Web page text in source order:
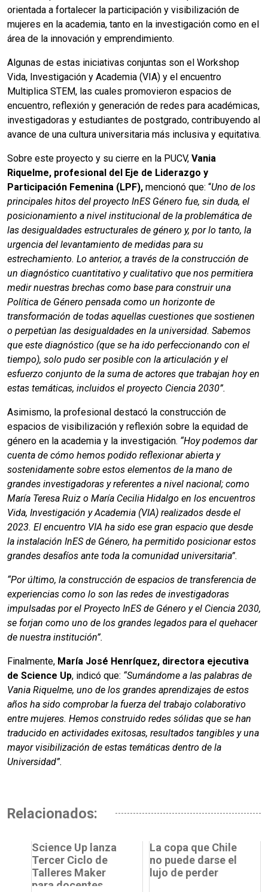
orientada a fortalecer la participación y visibilización de
mujeres en la academia, tanto en la investigación como en el
área de la innovación y emprendimiento.
Algunas de estas iniciativas conjuntas son el Workshop
Vida, Investigación y Academia (VIA) y el encuentro
Multiplica STEM, las cuales promovieron espacios de
encuentro, reflexión y generación de redes para académicas,
investigadoras y estudiantes de postgrado, contribuyendo al
avance de una cultura universitaria más inclusiva y equitativa.
Sobre este proyecto y su cierre en la PUCV, Vania
Riquelme, profesional del Eje de Liderazgo y
Participación Femenina (LPF), mencionó que: “Uno de los
principales hitos del proyecto InES Género fue, sin duda, el
posicionamiento a nivel institucional de la problemática de
las desigualdades estructurales de género y, por lo tanto, la
urgencia del levantamiento de medidas para su
estrechamiento. Lo anterior, a través de la construcción de
un diagnóstico cuantitativo y cualitativo que nos permitiera
medir nuestras brechas como base para construir una
Política de Género pensada como un horizonte de
transformación de todas aquellas cuestiones que sostienen
o perpetúan las desigualdades en la universidad. Sabemos
que este diagnóstico (que se ha ido perfeccionando con el
tiempo), solo pudo ser posible con la articulación y el
esfuerzo conjunto de la suma de actores que trabajan hoy en
estas temáticas, incluidos el proyecto Ciencia 2030”.
Asimismo, la profesional destacó la construcción de
espacios de visibilización y reflexión sobre la equidad de
género en la academia y la investigación. “Hoy podemos dar
cuenta de cómo hemos podido reflexionar abierta y
sostenidamente sobre estos elementos de la mano de
grandes investigadoras y referentes a nivel nacional; como
María Teresa Ruiz o María Cecilia Hidalgo en los encuentros
Vida, Investigación y Academia (VIA) realizados desde el
2023. El encuentro VIA ha sido ese gran espacio que desde
la instalación InES de Género, ha permitido posicionar estos
grandes desafíos ante toda la comunidad universitaria”.
“Por último, la construcción de espacios de transferencia de
experiencias como lo son las redes de investigadoras
impulsadas por el Proyecto InES de Género y el Ciencia 2030,
se forjan como uno de los grandes legados para el quehacer
de nuestra institución”.
Finalmente, María José Henríquez, directora ejecutiva
de Science Up, indicó que: “Sumándome a las palabras de
Vania Riquelme, uno de los grandes aprendizajes de estos
años ha sido comprobar la fuerza del trabajo colaborativo
entre mujeres. Hemos construido redes sólidas que se han
traducido en actividades exitosas, resultados tangibles y una
mayor visibilización de estas temáticas dentro de la
Universidad”.
Relacionados:
Science Up lanza
Tercer Ciclo de
Talleres Maker
para docentes
La copa que Chile
no puede darse el
lujo de perder